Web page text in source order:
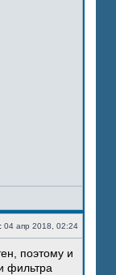
04 апр 2018, 02:24
поэтому и
фильтра